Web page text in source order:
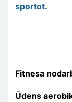
sportot.
Fitnesa
Ūdens